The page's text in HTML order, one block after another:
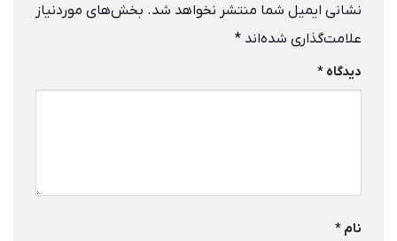
نشانی ایمیل شما منتشر نخواهد شد. بخش‌های موردنیاز
علامت‌گذاری شده‌اند *
دیدگاه *
نام *